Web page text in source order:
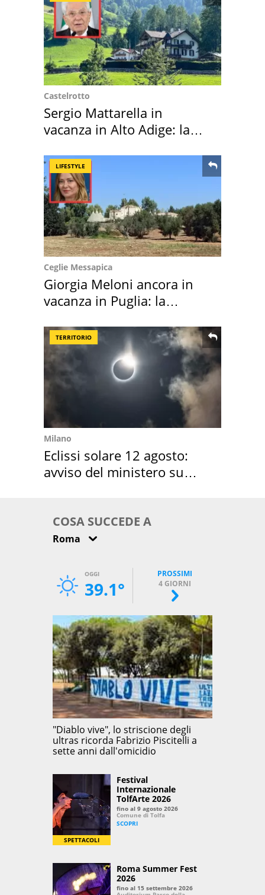
Castelrotto
Sergio Mattarella in
vacanza in Alto Adige: la
LIFESTYLE
Ceglie Messapica
Giorgia Meloni ancora in
vacanza in Puglia: la
TERRITORIO
Milano
Eclissi solare 12 agosto:
avviso del ministero su